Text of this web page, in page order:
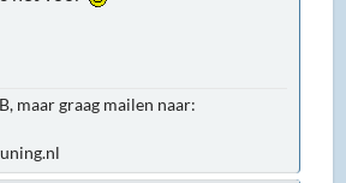
maar graag mailen naar: